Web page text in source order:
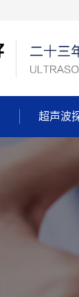
超声波